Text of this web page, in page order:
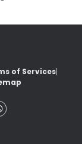
of Services